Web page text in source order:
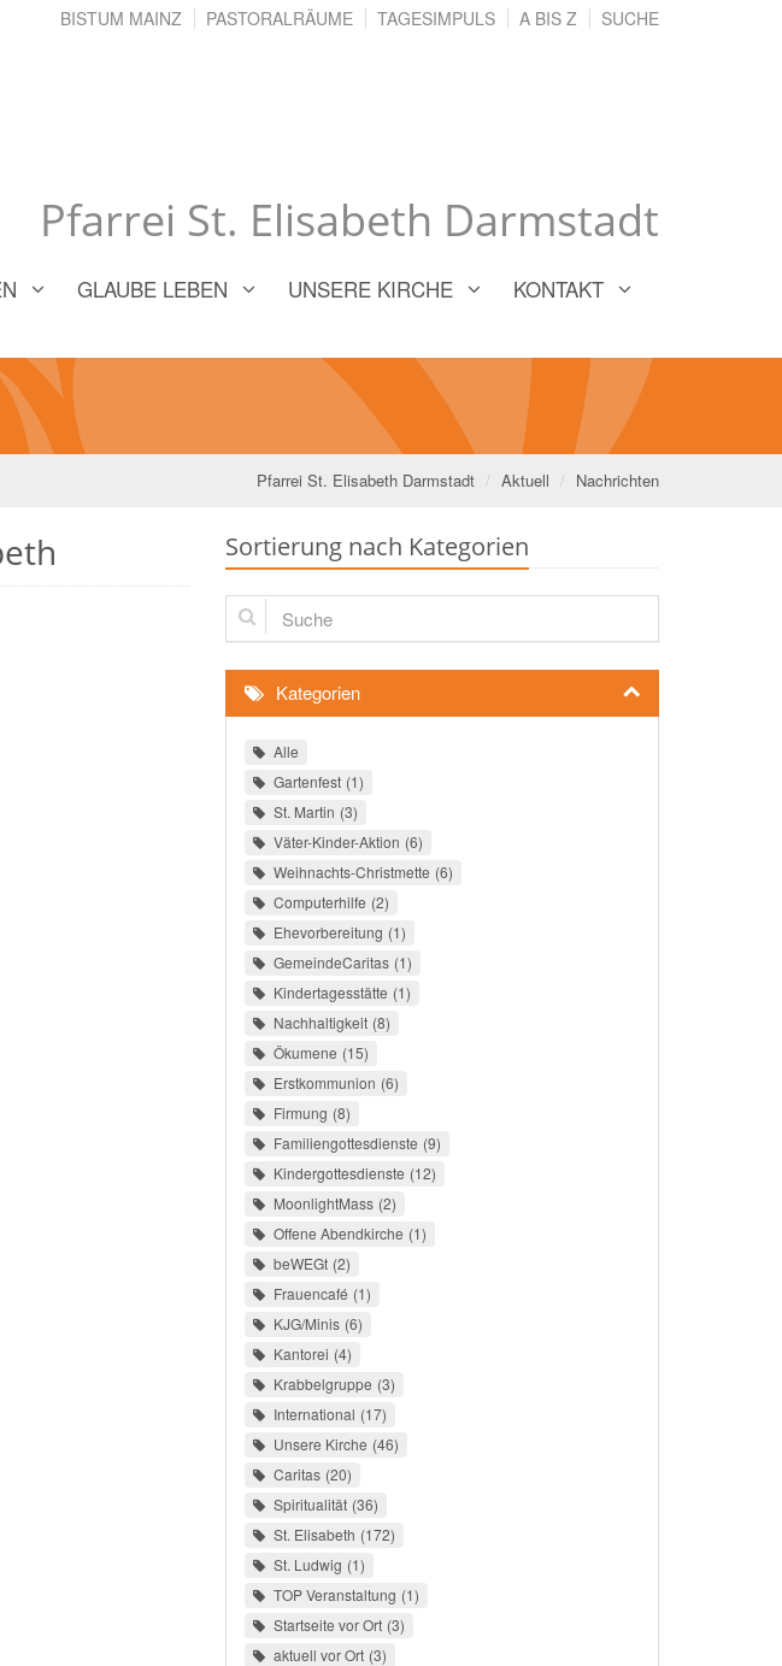
Pfarrei St. Elisabeth Darmstadt
BISTUM MAINZ PASTORALRÄUME TAGESIMPULS A BIS Z SUCHE
GLAUBE LEBEN UNSERE KIRCHE KONTAKT
Pfarrei St. Elisabeth Darmstadt Aktuell Nachrichten
Sortierung nach Kategorien
Suche
Kategorien
Alle
Gartenfest 1
St. Martin 3
Väter-Kinder-Aktion 6
Weihnachts-Christmette 6
Computerhilfe 2
Ehevorbereitung 1
GemeindeCaritas 1
Kindertagesstätte 1
Nachhaltigkeit 8
Ökumene 15
Erstkommunion 6
Firmung 8
Familiengottesdienste 9
Kindergottesdienste 12
MoonlightMass 2
Offene Abendkirche 1
beWEGt 2
Frauencafé 1
KJG/Minis 6
Kantorei 4
Krabbelgruppe 3
International 17
Unsere Kirche 46
Caritas 20
Spiritualität 36
St. Elisabeth 172
St. Ludwig 1
TOP Veranstaltung 1
Startseite vor Ort 3
aktuell vor Ort 3